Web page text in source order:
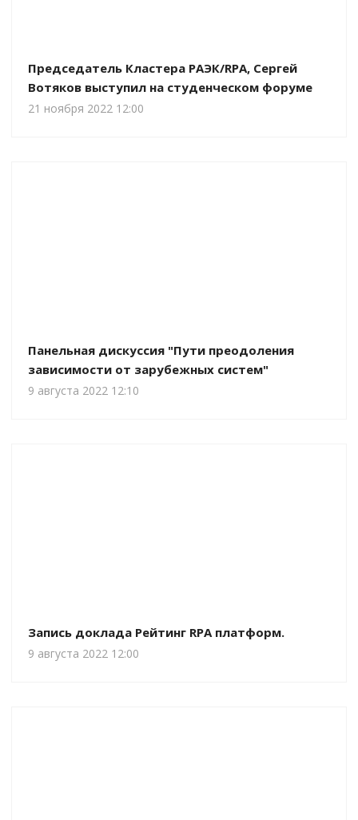
Председатель Кластера РАЭК/RPA, Сергей
Вотяков выступил на студенческом форуме
21 ноября 2022 12:00
Панельная дискуссия "Пути преодоления
зависимости от зарубежных систем"
9 августа 2022 12:10
Запись доклада Рейтинг RPA платформ.
9 августа 2022 12:00